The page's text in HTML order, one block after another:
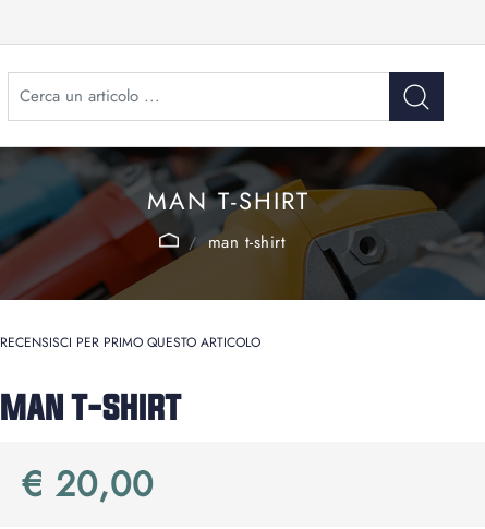
MAN T-SHIRT
man t-shirt
RECENSISCI PER PRIMO QUESTO ARTICOLO
MAN T-SHIRT
€ 20,00